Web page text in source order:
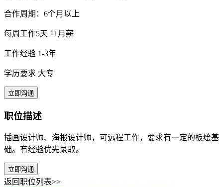
合作周期：6个月以上
每周工作5天 月薪
工作经验 1-3年
学历要求 大专
立即沟通
职位描述
插画设计师、海报设计师，可远程工作，要求有一定的板绘基
础。有经验优先录取。
立即沟通
返回职位列表>>